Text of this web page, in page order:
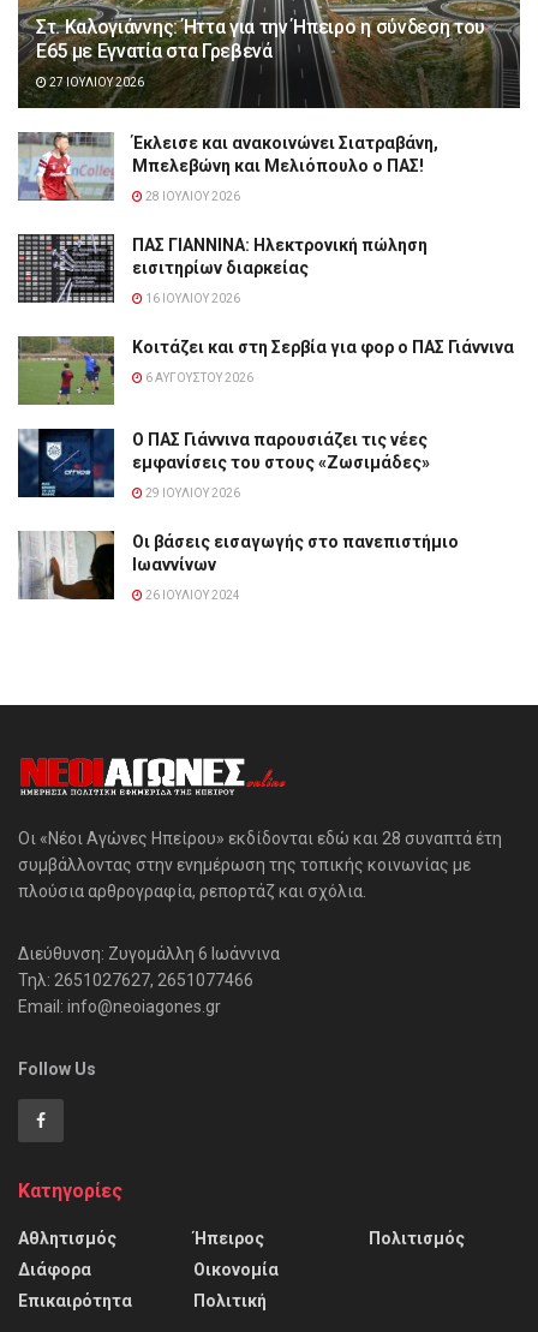
Στ. Καλογιάννης: Ήττα για την Ήπειρο η σύνδεση του
Ε65 με Εγνατία στα Γρεβενά
27 ΙΟΥΛΊΟΥ 2026
Έκλεισε και ανακοινώνει Σιατραβάνη,
Μπελεβώνη και Μελιόπουλο ο ΠΑΣ!
28 ΙΟΥΛΊΟΥ 2026
ΠΑΣ ΓΙΑΝΝΙΝΑ: Hλεκτρονική πώληση
εισιτηρίων διαρκείας
16 ΙΟΥΛΊΟΥ 2026
Κοιτάζει και στη Σερβία για φορ ο ΠΑΣ Γιάννινα
6 ΑΥΓΟΎΣΤΟΥ 2026
Ο ΠΑΣ Γιάννινα παρουσιάζει τις νέες
εμφανίσεις του στους «Ζωσιμάδες»
29 ΙΟΥΛΊΟΥ 2026
Οι βάσεις εισαγωγής στο πανεπιστήμιο
Ιωαννίνων
26 ΙΟΥΛΊΟΥ 2024
Οι «Νέοι Αγώνες Ηπείρου» εκδίδονται εδώ και 28 συναπτά έτη
συμβάλλοντας στην ενημέρωση της τοπικής κοινωνίας με
πλούσια αρθρογραφία, ρεπορτάζ και σχόλια.
Διεύθυνση: Ζυγομάλλη 6 Ιωάννινα
Τηλ: 2651027627, 2651077466
Email: info@neoiagones.gr
Follow Us
Κατηγορίες
Αθλητισμός
Διάφορα
Επικαιρότητα
Ήπειρος
Οικονομία
Πολιτική
Πολιτισμός